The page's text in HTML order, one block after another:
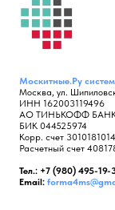
Москитные.Ру
Москва, ул.
ИНН 162003119496
АО ТИНЬКОФФ
БИК 044525974
Корр. счет
Расчетный счет
Тел.: +7 (980) 495-19-
Email: